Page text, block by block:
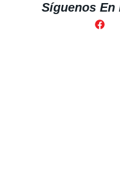
Síguenos En